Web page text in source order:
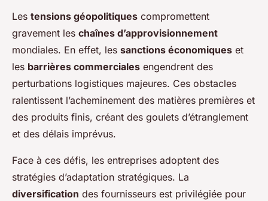
Les tensions géopolitiques compromettent
gravement les chaînes d’approvisionnement
mondiales. En effet, les sanctions économiques et
les barrières commerciales engendrent des
perturbations logistiques majeures. Ces obstacles
ralentissent l’acheminement des matières premières et
des produits finis, créant des goulets d’étranglement
et des délais imprévus.
Face à ces défis, les entreprises adoptent des
stratégies d’adaptation stratégiques. La
diversification des fournisseurs est privilégiée pour